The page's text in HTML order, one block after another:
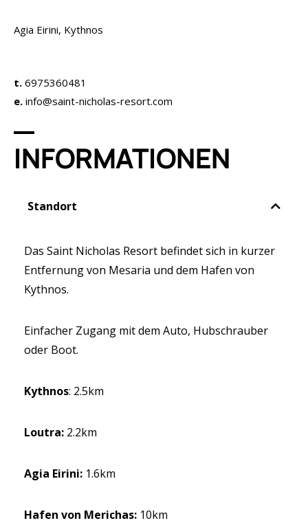
Agia Eirini, Kythnos
t. 6975360481
e. info@saint-nicholas-resort.com
INFORMATIONEN
Standort
Das Saint Nicholas Resort befindet sich in kurzer
Entfernung von Mesaria und dem Hafen von
Kythnos.
Einfacher Zugang mit dem Auto, Hubschrauber
oder Boot.
Kythnos: 2.5km
Loutra: 2.2km
Agia Eirini: 1.6km
Hafen von Merichas: 10km